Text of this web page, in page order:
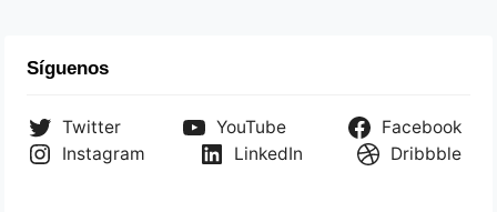
Síguenos
Twitter YouTube
Facebook
Instagram
LinkedIn Dribbble